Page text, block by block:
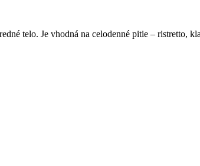
telo. Je vhodná na celodenné pitie – ristretto,